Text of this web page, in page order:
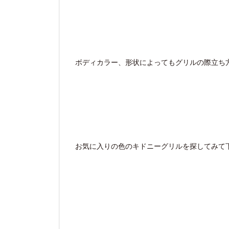
ボディカラー、形状によってもグリルの際立ち
お気に入りの色のキドニーグリルを探してみて